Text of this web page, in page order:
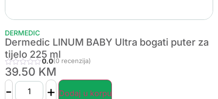
DERMEDIC
Dermedic LINUM BABY Ultra bogati puter za
tijelo 225 ml
0.0(0 recenzija)
39.50 KM
- + Dodaj u korpu